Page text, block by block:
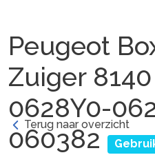
Peugeot
Zuiger
0628Y0-
060382
Terug naar overzicht